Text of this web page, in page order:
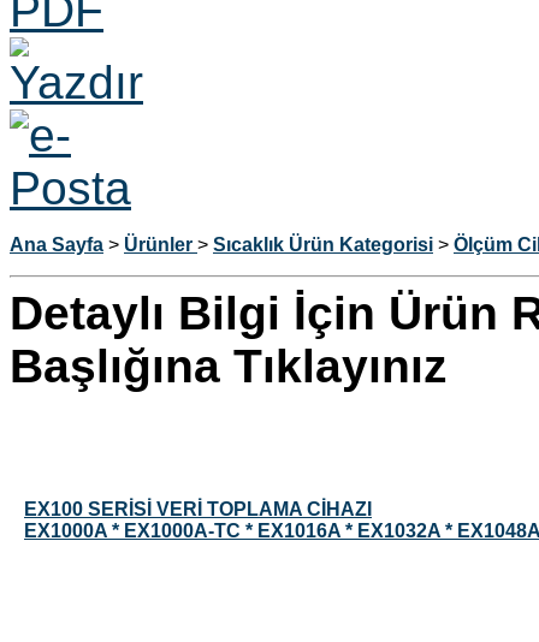
Ana Sayfa > Ürünler > Sıcaklık Ürün Kategorisi > Ölçüm
Detaylı Bilgi İçin Ürün
Başlığına Tıklayınız
EX100 SERİSİ VERİ TOPLAMA CİHAZI
EX1000A * EX1000A-TC * EX1016A * EX1032A *